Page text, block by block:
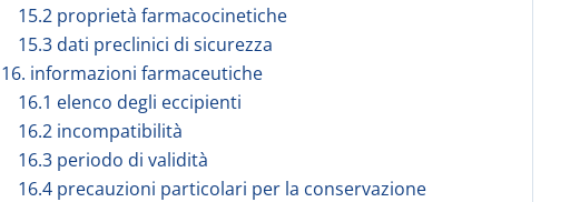
15.2 proprietà farmacocinetiche
15.3 dati preclinici di sicurezza
16. informazioni farmaceutiche
16.1 elenco degli eccipienti
16.2 incompatibilità
16.3 periodo di validità
16.4 precauzioni particolari per la conservazione